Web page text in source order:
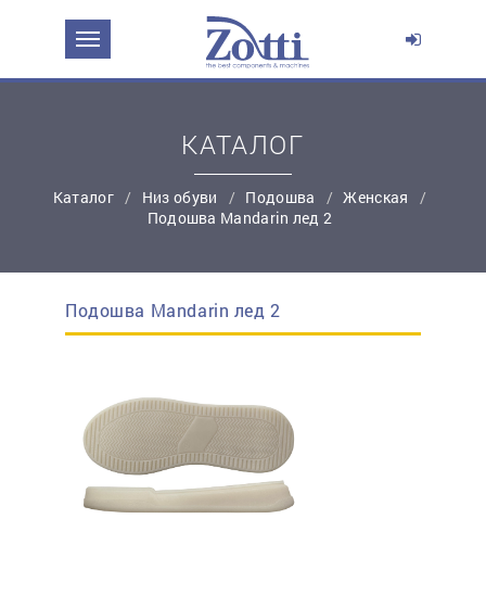
КАТАЛОГ
Каталог Низ обуви Подошва
Женская
Подошва Mandarin лед 2
Подошва Mandarin лед 2
ЗАДАТЬ ВОПРОС О ПРОДУКТЕ
Эл. почта:
Контактный телефон:*